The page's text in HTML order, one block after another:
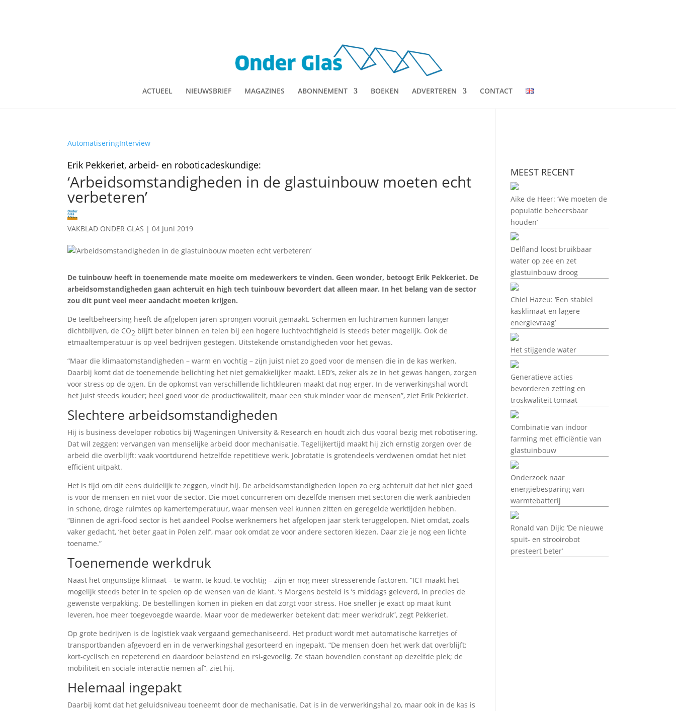
ACTUEEL NIEUWSBRIEF MAGAZINES ABONNEMENT BOEKEN ADVERTEREN CONTACT
AutomatiseringInterview
Erik Pekkeriet, arbeid- en roboticadeskundige:
‘Arbeidsomstandigheden in de glastuinbouw moeten echt
verbeteren’
VAKBLAD ONDER GLAS |04 juni 2019
De tuinbouw heeft in toenemende mate moeite om medewerkers te vinden. Geen wonder, betoogt Erik Pekkeriet. De
arbeidsomstandigheden gaan achteruit en high tech tuinbouw bevordert dat alleen maar. In het belang van de sector
zou dit punt veel meer aandacht moeten krijgen.
De teeltbeheersing heeft de afgelopen jaren sprongen vooruit gemaakt. Schermen en luchtramen kunnen langer
dichtblijven, de CO2 blijft beter binnen en telen bij een hogere luchtvochtigheid is steeds beter mogelijk. Ook de
etmaaltemperatuur is op veel bedrijven gestegen. Uitstekende omstandigheden voor het gewas.
“Maar die klimaatomstandigheden – warm en vochtig – zijn juist niet zo goed voor de mensen die in de kas werken.
Daarbij komt dat de toenemende belichting het niet gemakkelijker maakt. LED’s, zeker als ze in het gewas hangen, zorgen
voor stress op de ogen. En de opkomst van verschillende lichtkleuren maakt dat nog erger. In de verwerkingshal wordt
het juist steeds kouder; heel goed voor de productkwaliteit, maar een stuk minder voor de mensen”, ziet Erik Pekkeriet.
Slechtere arbeidsomstandigheden
Hij is business developer robotics bij Wageningen University & Research en houdt zich dus vooral bezig met robotisering.
Dat wil zeggen: vervangen van menselijke arbeid door mechanisatie. Tegelijkertijd maakt hij zich ernstig zorgen over de
arbeid die overblijft: vaak voortdurend hetzelfde repetitieve werk. Jobrotatie is grotendeels verdwenen omdat het niet
efficiënt uitpakt.
Het is tijd om dit eens duidelijk te zeggen, vindt hij. De arbeidsomstandigheden lopen zo erg achteruit dat het niet goed
is voor de mensen en niet voor de sector. Die moet concurreren om dezelfde mensen met sectoren die werk aanbieden
in schone, droge ruimtes op kamertemperatuur, waar mensen veel kunnen zitten en geregelde werktijden hebben.
“Binnen de agri-food sector is het aandeel Poolse werknemers het afgelopen jaar sterk teruggelopen. Niet omdat, zoals
vaker gedacht, ‘het beter gaat in Polen zelf’, maar ook omdat ze voor andere sectoren kiezen. Daar zie je nog een lichte
toename.”
Toenemende werkdruk
Naast het ongunstige klimaat – te warm, te koud, te vochtig – zijn er nog meer stresserende factoren. “ICT maakt het
mogelijk steeds beter in te spelen op de wensen van de klant. ’s Morgens besteld is ’s middags geleverd, in precies de
gewenste verpakking. De bestellingen komen in pieken en dat zorgt voor stress. Hoe sneller je exact op maat kunt
leveren, hoe meer toegevoegde waarde. Maar voor de medewerker betekent dat: meer werkdruk”, zegt Pekkeriet.
Op grote bedrijven is de logistiek vaak vergaand gemechaniseerd. Het product wordt met automatische karretjes of
transportbanden afgevoerd en in de verwerkingshal gesorteerd en ingepakt. “De mensen doen het werk dat overblijft:
kort-cyclisch en repeterend en daardoor belastend en rsi-gevoelig. Ze staan bovendien constant op dezelfde plek; de
mobiliteit en sociale interactie nemen af”, ziet hij.
Helemaal ingepakt
Daarbij komt dat het geluidsniveau toeneemt door de mechanisatie. Dat is in de verwerkingshal zo, maar ook in de kas is
MEEST RECENT
Aike de Heer: ‘We moeten de
populatie beheersbaar
houden’
Delfland loost bruikbaar
water op zee en zet
glastuinbouw droog
Chiel Hazeu: ‘Een stabiel
kasklimaat en lagere
energievraag’
Het stijgende water
Generatieve acties
bevorderen zetting en
troskwaliteit tomaat
Combinatie van indoor
farming met efficiëntie van
glastuinbouw
Onderzoek naar
energiebesparing van
warmtebatterij
Ronald van Dijk: ‘De nieuwe
spuit- en strooirobot
presteert beter’